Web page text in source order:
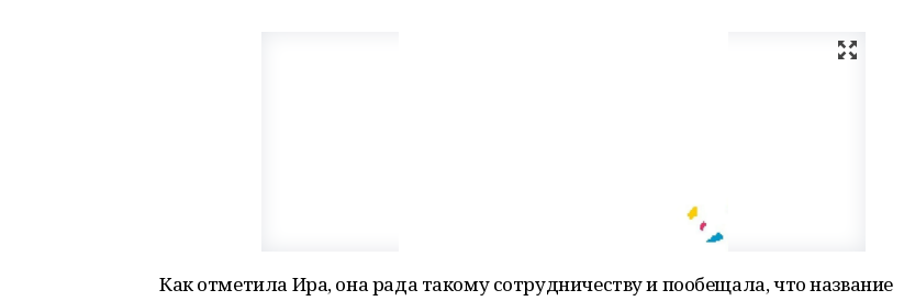
Как отметила Ира, она рада такому сотрудничеству и пообещала, что название